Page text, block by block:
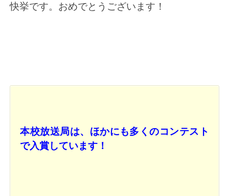
快挙です。おめでとうございます！
本校放送局は、ほかにも多くのコンテスト
で入賞しています！